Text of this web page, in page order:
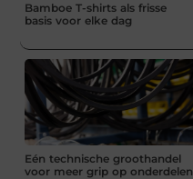
Bamboe T-shirts als frisse
basis voor elke dag
Eén technische groothandel
voor meer grip op onderdelen